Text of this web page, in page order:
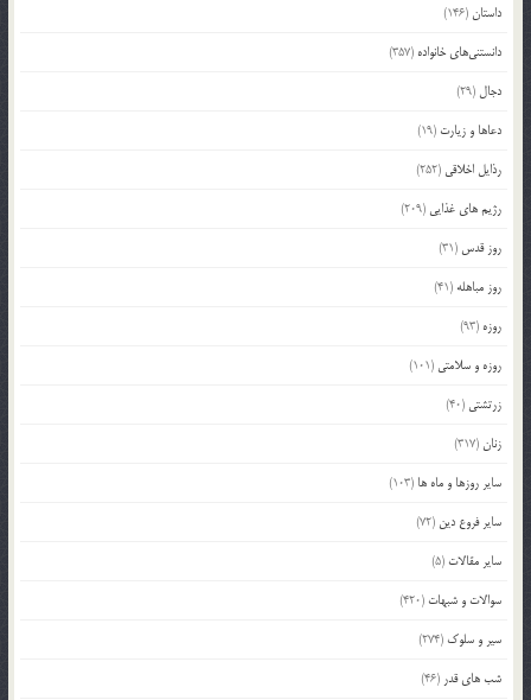
داستان(146)
دانستنی‌های خانواده (357)
دجال (29)
دعاها و زیارت (19)
رذایل اخلاقی (252)
رژیم های غذایی (209)
روز قدس (31)
روز مباهله (41)
روزه (93)
روزه و سلامتی (101)
زرتشتی (40)
زنان(317)
سایر روزها و ماه ها (103)
سایر فروع دین (72)
سایر مقالات (5)
سوالات و شبهات (420)
سیر و سلوک (274)
شب های قدر (46)